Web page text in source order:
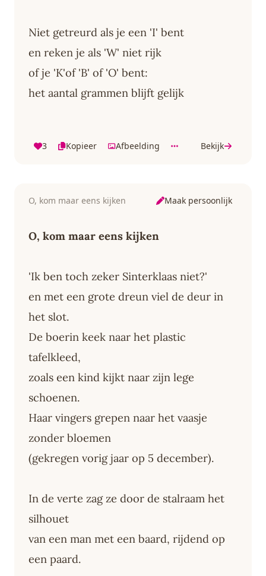
Niet getreurd als je een 'I' bent
en reken je als 'W' niet rijk
of je 'K'of 'B' of 'O' bent:
het aantal grammen blijft gelijk
3 Kopieer Afbeelding Bekijk
O, kom maar eens kijken Maak persoonlijk
O, kom maar eens kijken
'Ik ben toch zeker Sinterklaas niet?'
en met een grote dreun viel de deur in
het slot.
De boerin keek naar het plastic
tafelkleed,
zoals een kind kijkt naar zijn lege
schoenen.
Haar vingers grepen naar het vaasje
zonder bloemen
(gekregen vorig jaar op 5 december).
In de verte zag ze door de stalraam het
silhouet
van een man met een baard, rijdend op
een paard.